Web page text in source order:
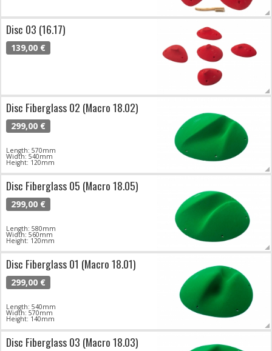
Disc 03 (16.17)
139,00 €
Disc Fiberglass 02 (Macro 18.02)
299,00 €
Length: 570mm
Width: 540mm
Height: 120mm
Disc Fiberglass 05 (Macro 18.05)
299,00 €
Length: 580mm
Width: 560mm
Height: 120mm
Disc Fiberglass 01 (Macro 18.01)
299,00 €
Length: 540mm
Width: 570mm
Height: 140mm
Disc Fiberglass 03 (Macro 18.03)